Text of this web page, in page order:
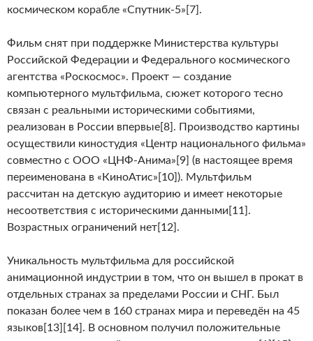
космическом корабле «Спутник-5»[7].
Фильм снят при поддержке Министерства культуры
Российской Федерации и Федерального космического
агентства «Роскосмос». Проект — создание
компьютерного мультфильма, сюжет которого тесно
связан с реальными историческими событиями,
реализован в России впервые[8]. Производство картины
осуществили киностудия «Центр национального фильма»
совместно с ООО «ЦНФ-Анима»[9] (в настоящее время
переименована в «КиноАтис»[10]). Мультфильм
рассчитан на детскую аудиторию и имеет некоторые
несоответствия с историческими данными[11].
Возрастных ограничений нет[12].
Уникальность мультфильма для российской
анимационной индустрии в том, что он вышел в прокат в
отдельных странах за пределами России и СНГ. Был
показан более чем в 160 странах мира и переведён на 45
языков[13][14]. В основном получил положительные